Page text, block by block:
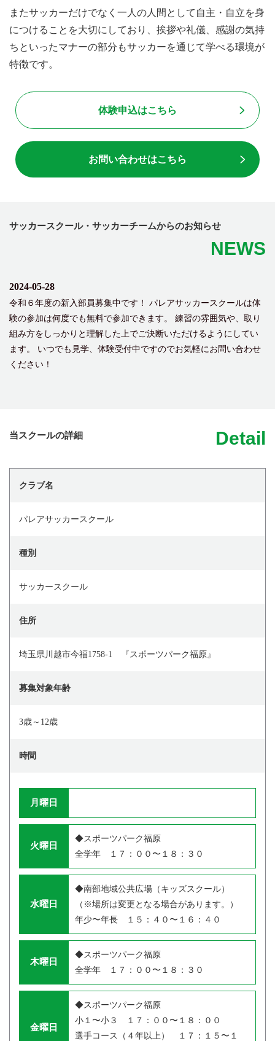
またサッカーだけでなく一人の人間として自主・自立を身
につけることを大切にしており、挨拶や礼儀、感謝の気持
ちといったマナーの部分もサッカーを通じて学べる環境が
特徴です。
体験申込はこちら
お問い合わせはこちら
サッカースクール・サッカーチームからのお知らせ
NEWS
2024-05-28
令和６年度の新入部員募集中です！ パレアサッカースクールは体
験の参加は何度でも無料で参加できます。 練習の雰囲気や、取り
組み方をしっかりと理解した上でご決断いただけるようにしてい
ます。 いつでも見学、体験受付中ですのでお気軽にお問い合わせ
ください！
当スクールの詳細 Detail
クラブ名
パレアサッカースクール
種別
サッカースクール
住所
埼玉県川越市今福1758-1 『スポーツパーク福原』
募集対象年齢
3歳～12歳
時間
月曜日
火曜日
◆スポーツパーク福原
全学年 １７：００〜１８：３０
水曜日
◆南部地域公共広場（キッズスクール）
（※場所は変更となる場合があります。）
年少〜年長 １５：４０〜１６：４０
木曜日
◆スポーツパーク福原
全学年 １７：００〜１８：３０
金曜日
◆スポーツパーク福原
小１〜小３ １７：００〜１８：００
選手コース（４年以上） １７：１５〜１